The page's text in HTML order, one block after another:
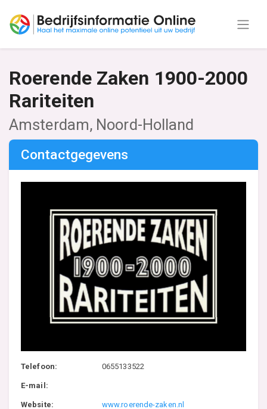
Roerende Zaken 1900-2000
Rariteiten
Amsterdam, Noord-Holland
Contactgegevens
Telefoon: 0655133522
E-mail:
Website: www.roerende-zaken.nl